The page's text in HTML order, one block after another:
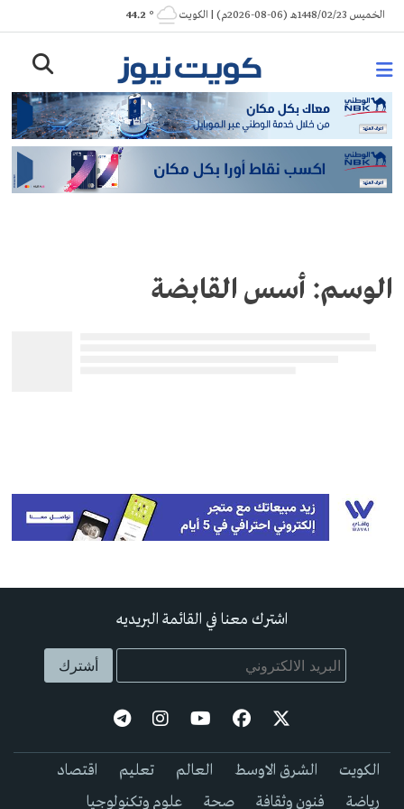
Skip
to
الخميس 1448/02/23هـ (06-08-2026م) | الكويت ° 44.2
الوسم: أسس القابضة
اشترك معنا في القائمة البريديه
الكويت الشرق الاوسط العالم تعليم
اقتصاد
رياضة
فنون وثقافة صحة علوم وتكنولوجيا